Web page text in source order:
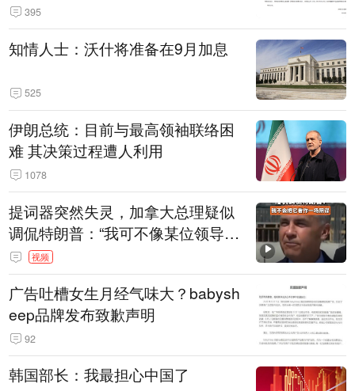
395
知情人士：沃什将准备在9月加息
525
伊朗总统：目前与最高领袖联络困
难 其决策过程遭人利用
1078
提词器突然失灵，加拿大总理疑似
调侃特朗普：“我可不像某位领导
人，把这当成一场阴谋”，全场哄笑
视频
广告吐槽女生月经气味大？babysh
eep品牌发布致歉声明
92
韩国部长：我最担心中国了